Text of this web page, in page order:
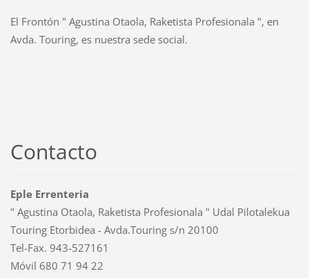
El Frontón " Agustina Otaola, Raketista Profesionala ", en
Avda. Touring, es nuestra sede social.
Contacto
Eple Errenteria
" Agustina Otaola, Raketista Profesionala " Udal Pilotalekua
Touring Etorbidea - Avda.Touring s/n 20100
Tel-Fax. 943-527161
Móvil 680 71 94 22